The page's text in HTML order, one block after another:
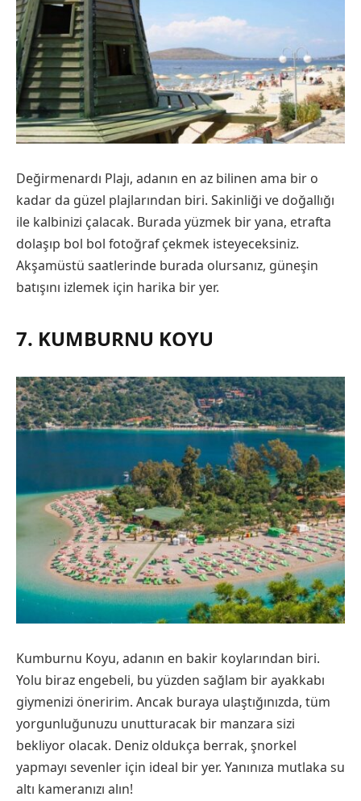
Değirmenardı Plajı, adanın en az bilinen ama bir o
kadar da güzel plajlarından biri. Sakinliği ve doğallığı
ile kalbinizi çalacak. Burada yüzmek bir yana, etrafta
dolaşıp bol bol fotoğraf çekmek isteyeceksiniz.
Akşamüstü saatlerinde burada olursanız, güneşin
batışını izlemek için harika bir yer.
7. KUMBURNU KOYU
Kumburnu Koyu, adanın en bakir koylarından biri.
Yolu biraz engebeli, bu yüzden sağlam bir ayakkabı
giymenizi öneririm. Ancak buraya ulaştığınızda, tüm
yorgunluğunuzu unutturacak bir manzara sizi
bekliyor olacak. Deniz oldukça berrak, şnorkel
yapmayı sevenler için ideal bir yer. Yanınıza mutlaka su
altı kameranızı alın!